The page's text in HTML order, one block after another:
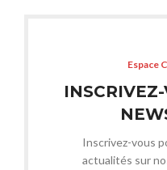
Espace
Inscrivez-vous
actualités sur